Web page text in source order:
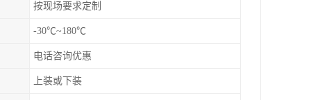
按现场要求定制
-30℃~180℃
电话咨询优惠
上装或下装